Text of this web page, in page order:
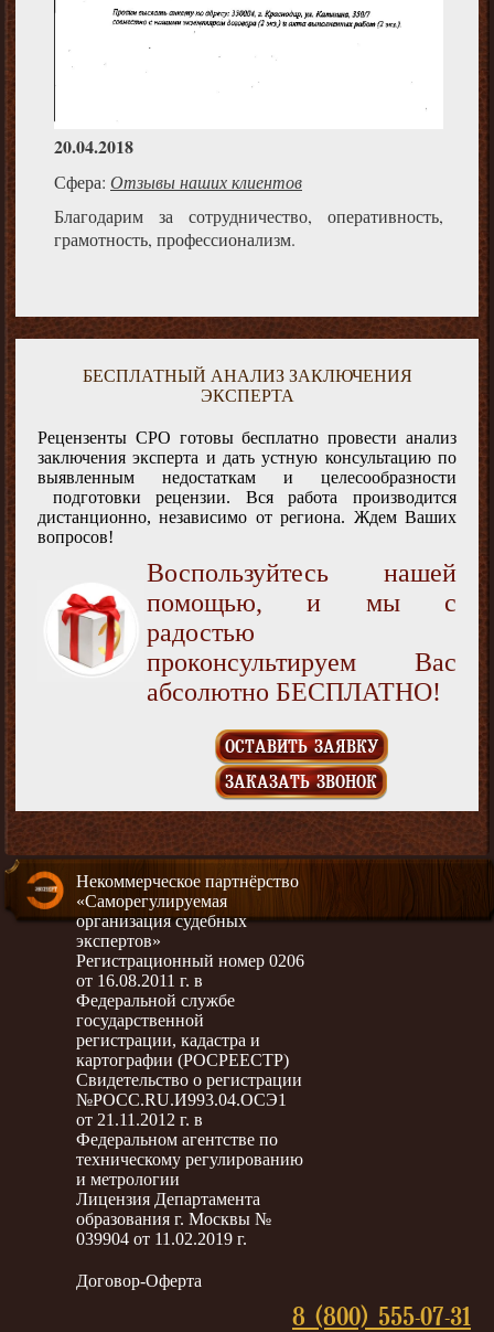
20.04.2018
Сфера: Отзывы наших клиентов
Благодарим за сотрудничество, оперативность,
грамотность, профессионализм.
БЕСПЛАТНЫЙ АНАЛИЗ ЗАКЛЮЧЕНИЯ
ЭКСПЕРТА
Рецензенты СРО готовы бесплатно провести анализ
заключения эксперта и дать устную консультацию по
выявленным недостаткам и целесообразности
подготовки рецензии. Вся работа производится
дистанционно, независимо от региона. Ждем Ваших
вопросов!
Воспользуйтесь нашей
помощью, и мы с
радостью
проконсультируем Вас
абсолютно БЕСПЛАТНО!
ОСТАВИТЬ ЗАЯВКУ
ЗАКАЗАТЬ ЗВОНОК
Некоммерческое партнёрство
«Саморегулируемая
организация судебных
экспертов»
Регистрационный номер 0206
от 16.08.2011 г. в
Федеральной службе
государственной
регистрации, кадастра и
картографии (РОСРЕЕСТР)
Свидетельство о регистрации
№РОСС.RU.И993.04.ОСЭ1
от 21.11.2012 г. в
Федеральном агентстве по
техническому регулированию
и метрологии
Лицензия Департамента
образования г. Москвы №
039904 от 11.02.2019 г.
Договор-Оферта
8 (800) 555-07-31